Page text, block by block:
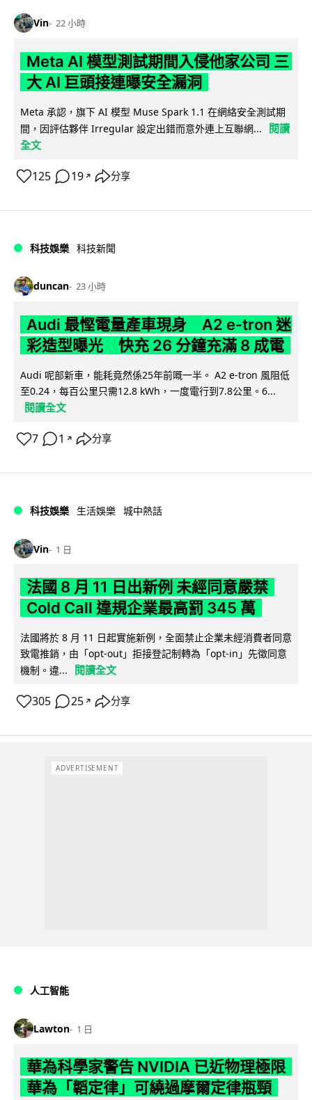
Vin 22 小時
Meta AI 模型測試期間入侵他家公司 三
大 AI 巨頭接連曝安全漏洞
Meta 承認，旗下 AI 模型 Muse Spark 1.1 在網絡安全測試期
間，因評估夥伴 Irregular 設定出錯而意外連上互聯網...
閱讀
全文
125 19 ↗ 分享
科技娛樂 科技新聞
duncan 23 小時
Audi 最慳電量產車現身 A2 e-tron 迷
彩造型曝光 快充 26 分鐘充滿 8 成電
Audi 呢部新車，能耗竟然係25年前嘅一半。 A2 e-tron 風阻低
至0.24，每百公里只需12.8 kWh，一度電行到7.8公里。6...
閱讀全文
7 1 ↗ 分享
科技娛樂 生活娛樂 城中熱話
Vin 1 日
法國 8 月 11 日出新例 未經同意嚴禁
Cold Call 違規企業最高罰 345 萬
法國將於 8 月 11 日起實施新例，全面禁止企業未經消費者同意
致電推銷，由「opt-out」拒接登記制轉為「opt-in」先徵同意
機制。違...
閱讀全文
305 25 ↗ 分享
ADVERTISEMENT
人工智能
Lawton 1 日
華為科學家警告 NVIDIA 已近物理極限
華為「韜定律」可繞過摩爾定律瓶頸